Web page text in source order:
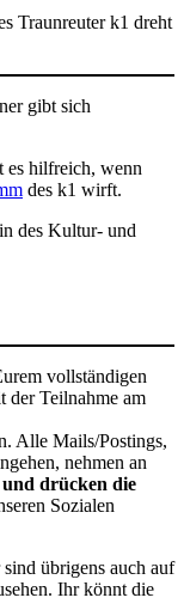
Traunreuter k1 dreht
gibt sich
es hilfreich, wenn
des k1 wirft.
des Kultur- und
vollständigen
der Teilnahme am
Alle Mails/Postings,
nehmen an
drücken die
Sozialen
übrigens auch auf
Ihr könnt die